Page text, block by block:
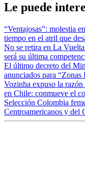
Le puede
“Ventajosas”: molestia
tiempo en el atril que
No se retira en La
será su última
El último decreto del
anunciados para “Zonas
Vozinha expuso la
en Chile: conmueve el
Selección Colombia
Centroamericanos y del